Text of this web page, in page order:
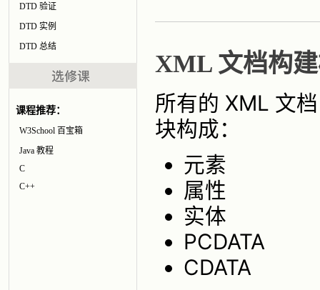
DTD 验证
DTD 实例
DTD 总结
课程推荐：
W3School 百宝箱
Java 教程
C
C++
XML 文档构
所有的 XML 文
块构成：
元素
属性
实体
PCDATA
CDATA